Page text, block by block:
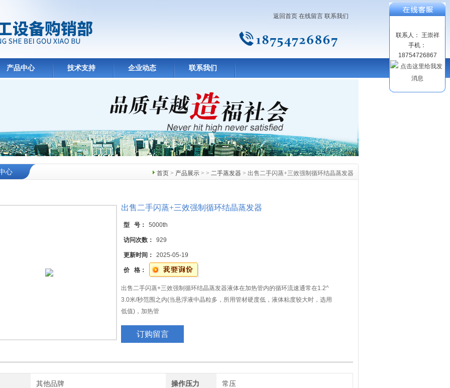
返回首页 在线留言 联系我们
产品中心 技术支持 企业动态 联系我们
首页 > 产品展示 > > 二手蒸发器 > 出售二手闪蒸+三效强制循环结晶蒸发器
心
出售二手闪蒸+三效强制循环结晶蒸发器
型 号： 5000th
访问次数： 929
更新时间： 2025-05-19
价 格：
出售二手闪蒸+三效强制循环结晶蒸发器液体在加热管内的循环流速通常在1.2^
3.0米/秒范围之内(当悬浮液中晶粒多，所用管材硬度低，液体粘度较大时，选用
低值)，加热管
子不易清洗且易磨损管壁。循环泵的扬程要 与循环系
订购留言
其他品牌 操作压力 常压
联系人： 王崇祥
手机：
18754726867